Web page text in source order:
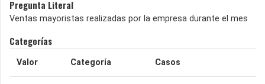
Pregunta Literal
Ventas mayoristas realizadas por la empresa durante el mes
Categorías
Valor Categoría Casos